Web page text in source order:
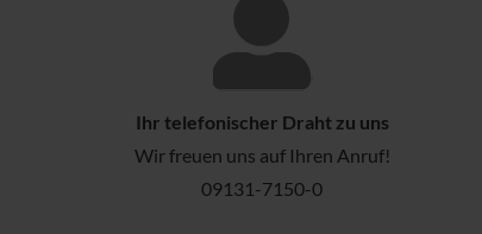
Ihr telefonischer Draht zu uns
Wir freuen uns auf Ihren Anruf!
09131-7150-0